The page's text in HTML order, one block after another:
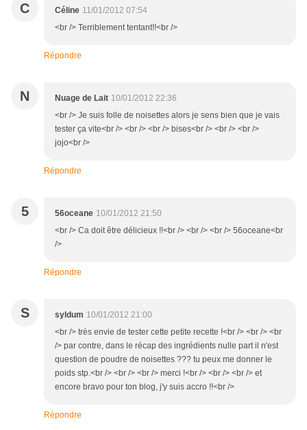
C Céline 11/01/2012 07:54
<br /> Terriblement tentant!!<br />
Répondre
N Nuage de Lait 10/01/2012 22:36
<br /> Je suis folle de noisettes alors je sens bien que je vais
tester ça vite<br /> <br /> <br /> bises<br /> <br /> <br />
jojo<br />
Répondre
5 56oceane 10/01/2012 21:50
<br /> Ca doit être délicieux !!<br /> <br /> <br /> 56oceane<br
/>
Répondre
S syldum 10/01/2012 21:00
<br /> très envie de tester cette petite recette !<br /> <br /> <br
/> par contre, dans le récap des ingrédients nulle part il n'est
question de poudre de noisettes ??? tu peux me donner le
poids stp.<br /> <br /> <br /> merci !<br /> <br /> <br /> et
encore bravo pour ton blog, j'y suis accro !!<br />
Répondre